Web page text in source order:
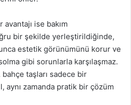
avantajı ise bakım
bir şekilde yerleştirildiğinde,
estetik görünümünü korur ve
gibi sorunlarla karşılaşmaz.
taşları sadece bir
aynı zamanda pratik bir çözüm